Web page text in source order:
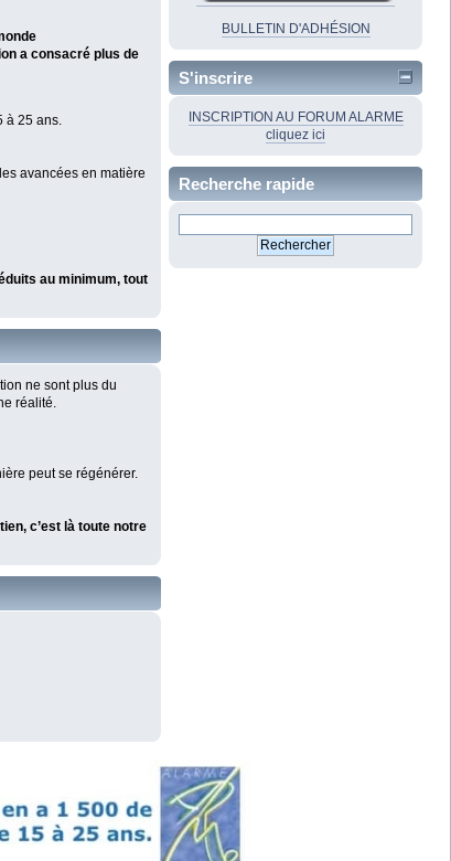
a consacré plus de
à 25 ans.
avancées en matière
au minimum, tout
ne sont plus du
réalité.
peut se régénérer.
c’est là toute notre
BULLETIN D'ADHÉSION
S'inscrire
INSCRIPTION AU FORUM ALARME
cliquez ici
Recherche rapide